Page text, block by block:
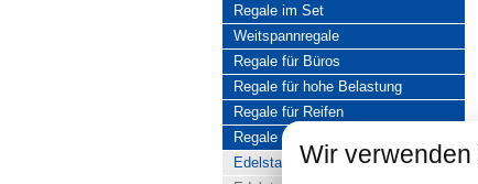
Regale im Set
Weitspannregale
Regale für Büros
Regale für hohe Belastung
Regale für Reifen
Regale aus Edelstahl
Edelstahlregale komplett
Wir verwenden